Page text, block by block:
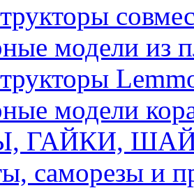
модели из
модели
ГАЙКИ,
саморезы и